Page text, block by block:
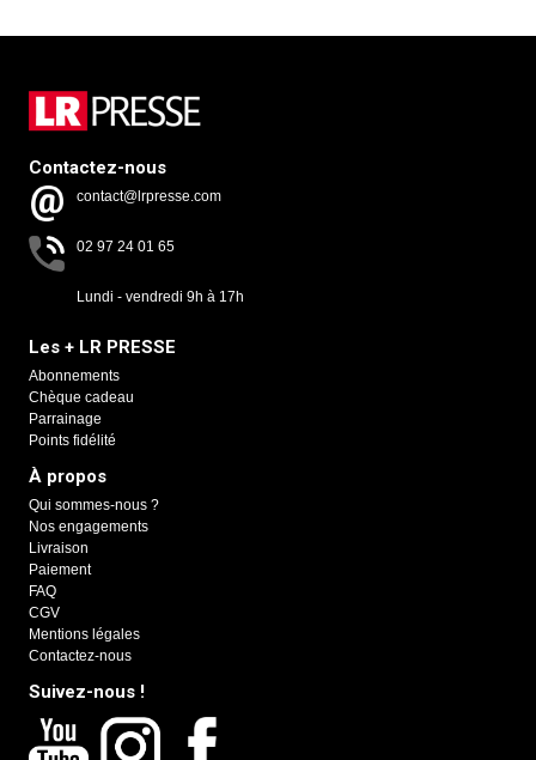
Contactez-nous
contact@lrpresse.com
02 97 24 01 65
Lundi - vendredi 9h à 17h
Les + LR PRESSE
Abonnements
Chèque cadeau
Parrainage
Points fidélité
À propos
Qui sommes-nous ?
Nos engagements
Livraison
Paiement
FAQ
CGV
Mentions légales
Contactez-nous
Suivez-nous !